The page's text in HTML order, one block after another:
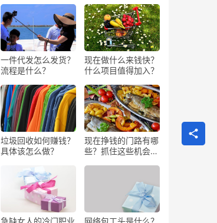
一件代发怎么发货？
流程是什么？
现在做什么来钱快？
什么项目值得加入？
垃圾回收如何赚钱？
具体该怎么做？
现在挣钱的门路有哪
些？抓住这些机会闷
急缺女人的冷门职业
网络包工头是什么？